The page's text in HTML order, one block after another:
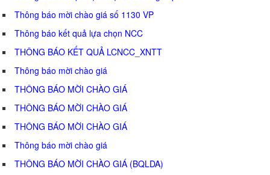
Thông báo mời chào giá số 1130 VP
Thông báo kết quả lựa chọn NCC
THÔNG BÁO KẾT QUẢ LCNCC_XNTT
Thông báo mời chào giá
THÔNG BÁO MỜI CHÀO GIÁ
THÔNG BÁO MỜI CHÀO GIÁ
THÔNG BÁO MỜI CHÀO GIÁ
Thông báo mời chào giá
THÔNG BÁO MỜI CHÀO GIÁ (BQLDA)